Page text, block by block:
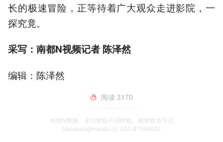
长的极速冒险，正等待着广大观众走进影院，一
探究竟。
采写：南都N视频记者 陈泽然
编辑：陈泽然
阅读 3170
南都N视频，未经授权不得转载、授权联系方式
banquan@nandu.cc. 020-87006626